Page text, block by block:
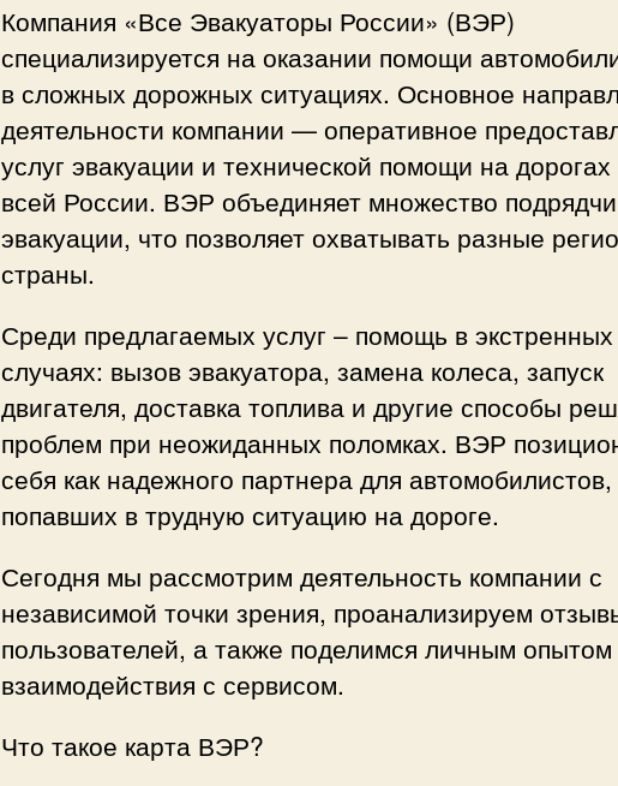
Компания «Все Эвакуаторы России» (ВЭР)
специализируется на оказании помощи
в сложных дорожных ситуациях. Основное
деятельности компании — оперативное
услуг эвакуации и технической помощи на дорогах
всей России. ВЭР объединяет множество
эвакуации, что позволяет охватывать разные
страны.
Среди предлагаемых услуг – помощь в экстренных
случаях: вызов эвакуатора, замена колеса, запуск
двигателя, доставка топлива и другие способы
проблем при неожиданных поломках. ВЭР
себя как надежного партнера для автомобилистов,
попавших в трудную ситуацию на дороге.
Сегодня мы рассмотрим деятельность компании с
независимой точки зрения, проанализируем
пользователей, а также поделимся личным опытом
взаимодействия с сервисом.
Что такое карта ВЭР?